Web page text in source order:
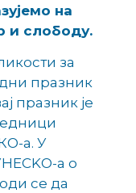
на
и слободу.
за
празник
празник је
а. У
а о
се да